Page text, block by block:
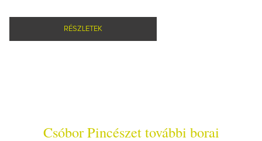
RÉSZLETEK
Csóbor Pincészet további borai